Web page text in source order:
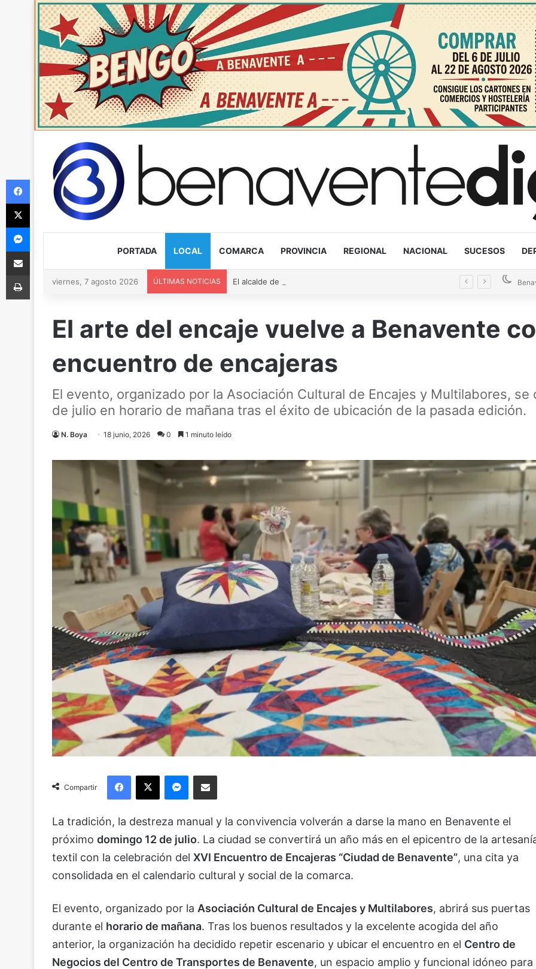
PORTADA LOCAL COMARCA PROVINCIA REGIONAL NACIONAL SUCESOS
viernes, 7 agosto 2026 ÚLTIMAS NOTICIAS
El arte del encaje vuelve a Benavente
encuentro de encajeras
El evento, organizado por la Asociación Cultural de Encajes y Multilabores,
de julio en horario de mañana tras el éxito de ubicación de la pasada edición.
N. Boya 18 junio, 2026 0 1 minuto leído
Compartir
Facebook
X Messenger
Compartir via Email
La tradición, la destreza manual y la convivencia volverán a darse la mano en Benavente el
próximo domingo 12 de julio. La ciudad se convertirá un año más en el epicentro de la
textil con la celebración del XVI Encuentro de Encajeras “Ciudad de Benavente”, una cita ya
consolidada en el calendario cultural y social de la comarca.
El evento, organizado por la Asociación Cultural de Encajes y Multilabores, abrirá sus puertas
durante el horario de mañana. Tras los buenos resultados y la excelente acogida del año
anterior, la organización ha decidido repetir escenario y ubicar el encuentro en el Centro de
Negocios del Centro de Transportes de Benavente, un espacio amplio y funcional idóneo para
Facebook
X
Messenger
Compartir via Email